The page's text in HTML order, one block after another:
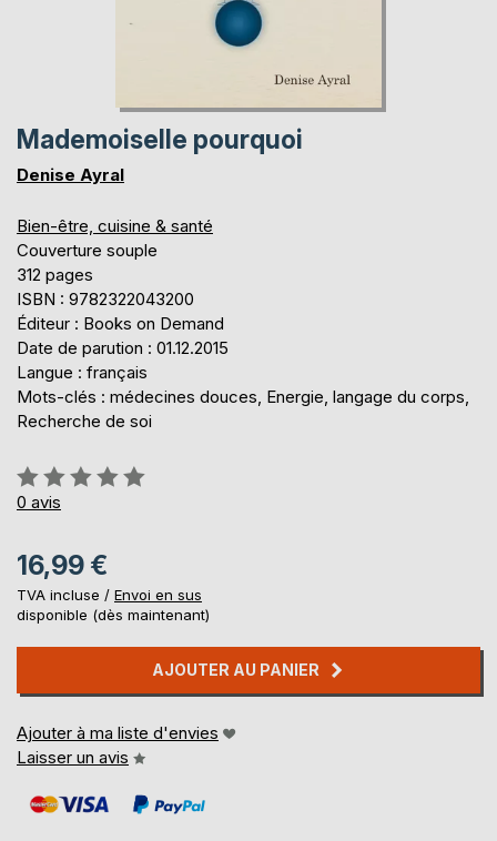
Mademoiselle pourquoi
Denise Ayral
Bien-être, cuisine & santé
Couverture souple
312 pages
ISBN : 9782322043200
Éditeur : Books on Demand
Date de parution : 01.12.2015
Langue : français
Mots-clés : médecines douces, Energie, langage du corps,
Recherche de soi
Évaluation:
0%
0 avis
16,99 €
TVA incluse / Envoi en sus
disponible (dès maintenant)
AJOUTER AU PANIER
Ajouter à ma liste d'envies
Laisser un avis